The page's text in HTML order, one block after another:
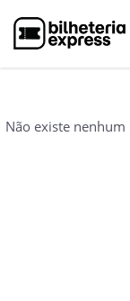
Não existe nenhum